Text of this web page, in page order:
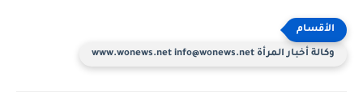
وكالة أخبار المرأة www.wonews.net info@wonews.net